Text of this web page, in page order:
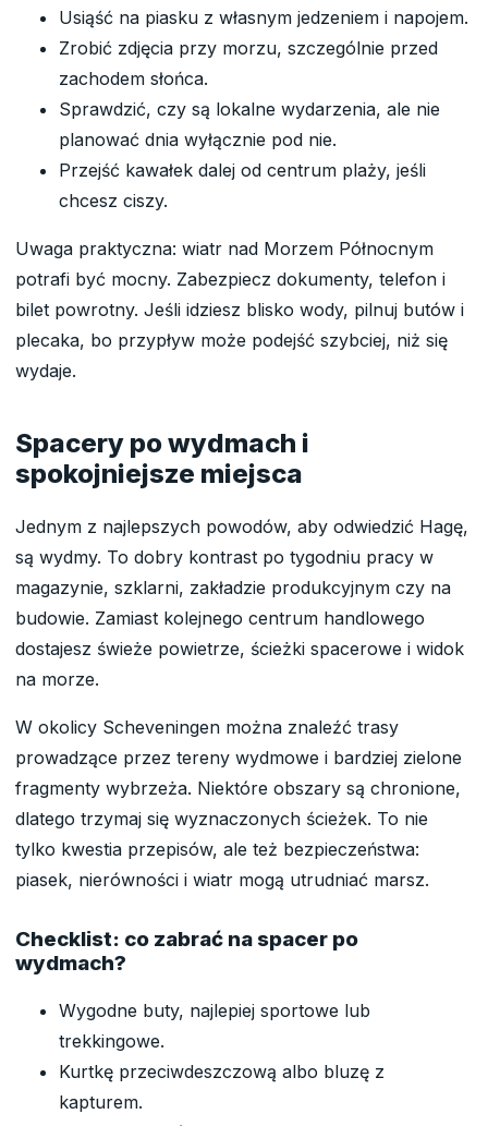
Usiąść na piasku z własnym jedzeniem i napojem.
Zrobić zdjęcia przy morzu, szczególnie przed
zachodem słońca.
Sprawdzić, czy są lokalne wydarzenia, ale nie
planować dnia wyłącznie pod nie.
Przejść kawałek dalej od centrum plaży, jeśli
chcesz ciszy.
Uwaga praktyczna: wiatr nad Morzem Północnym
potrafi być mocny. Zabezpiecz dokumenty, telefon i
bilet powrotny. Jeśli idziesz blisko wody, pilnuj butów i
plecaka, bo przypływ może podejść szybciej, niż się
wydaje.
Spacery po wydmach i
spokojniejsze miejsca
Jednym z najlepszych powodów, aby odwiedzić Hagę,
są wydmy. To dobry kontrast po tygodniu pracy w
magazynie, szklarni, zakładzie produkcyjnym czy na
budowie. Zamiast kolejnego centrum handlowego
dostajesz świeże powietrze, ścieżki spacerowe i widok
na morze.
W okolicy Scheveningen można znaleźć trasy
prowadzące przez tereny wydmowe i bardziej zielone
fragmenty wybrzeża. Niektóre obszary są chronione,
dlatego trzymaj się wyznaczonych ścieżek. To nie
tylko kwestia przepisów, ale też bezpieczeństwa:
piasek, nierówności i wiatr mogą utrudniać marsz.
Checklist: co zabrać na spacer po
wydmach?
Wygodne buty, najlepiej sportowe lub
trekkingowe.
Kurtkę przeciwdeszczową albo bluzę z
kapturem.